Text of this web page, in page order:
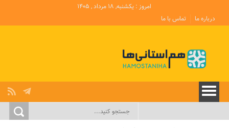
امروز : یکشنبه, ۱۸ مرداد , ۱۴۰۵
درباره ما
تماس با ما